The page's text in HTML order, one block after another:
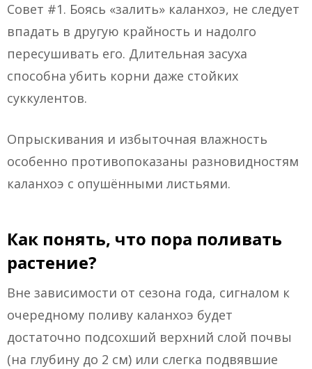
Совет #1. Боясь «залить» каланхоэ, не следует
впадать в другую крайность и надолго
пересушивать его. Длительная засуха
способна убить корни даже стойких
суккулентов.
Опрыскивания и избыточная влажность
особенно противопоказаны разновидностям
каланхоэ с опушёнными листьями.
Как понять, что пора поливать
растение?
Вне зависимости от сезона года, сигналом к
очередному поливу каланхоэ будет
достаточно подсохший верхний слой почвы
(на глубину до 2 см) или слегка подвявшие